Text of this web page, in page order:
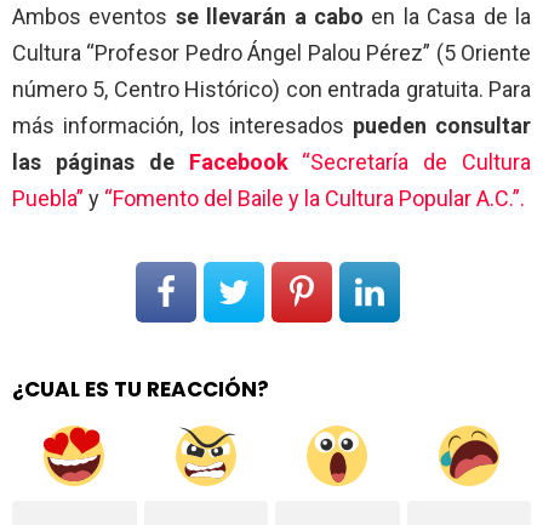
Ambos eventos se llevarán a cabo en la Casa de la
Cultura “Profesor Pedro Ángel Palou Pérez” (5 Oriente
número 5, Centro Histórico) con entrada gratuita. Para
más información, los interesados pueden consultar
las páginas de Facebook“Secretaría de Cultura
Puebla” y “Fomento del Baile y la Cultura Popular A.C.”.
¿CUAL ES TU REACCIÓN?